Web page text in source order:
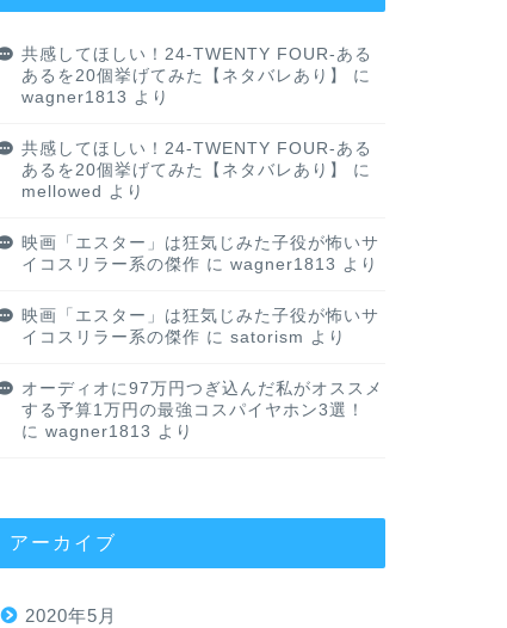
共感してほしい！24-TWENTY FOUR-ある
あるを20個挙げてみた【ネタバレあり】
に
wagner1813 より
共感してほしい！24-TWENTY FOUR-ある
あるを20個挙げてみた【ネタバレあり】
に
mellowed より
映画「エスター」は狂気じみた子役が怖いサ
イコスリラー系の傑作 に wagner1813 より
映画「エスター」は狂気じみた子役が怖いサ
イコスリラー系の傑作 に satorism より
オーディオに97万円つぎ込んだ私がオススメ
する予算1万円の最強コスパイヤホン3選！
に wagner1813 より
アーカイブ
2020年5月